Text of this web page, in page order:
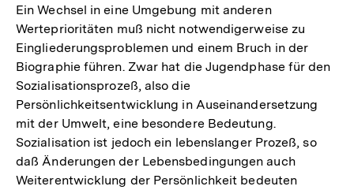
Ein Wechsel in eine Umgebung mit anderen
Werteprioritäten muß nicht notwendigerweise zu
Eingliederungsproblemen und einem Bruch in der
Biographie führen. Zwar hat die Jugendphase für den
Sozialisationsprozeß, also die
Persönlichkeitsentwicklung in Auseinandersetzung
mit der Umwelt, eine besondere Bedeutung.
Sozialisation ist jedoch ein lebenslanger Prozeß, so
daß Änderungen der Lebensbedingungen auch
Weiterentwicklung der Persönlichkeit bedeuten